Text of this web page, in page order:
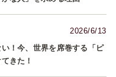
2026/6/13
！今、世界を席巻する「ピ
きた！